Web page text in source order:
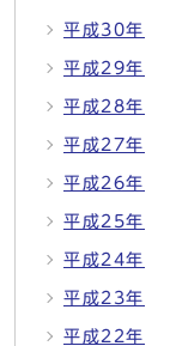
平成30年
平成29年
平成28年
平成27年
平成26年
平成25年
平成24年
平成23年
平成22年